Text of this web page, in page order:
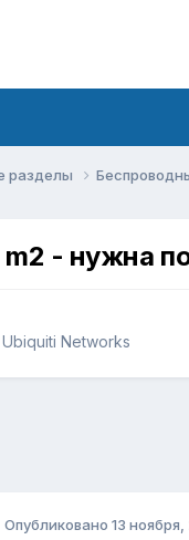
разделы
m2 - нужна
Ubiquiti Networks
Опубликовано 13 ноября,